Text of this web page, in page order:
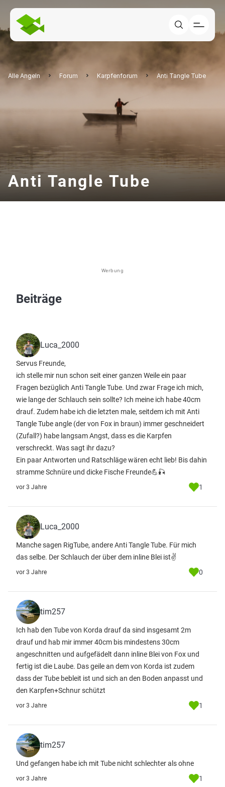
Alle Angeln Forum Karpfenforum Anti Tangle Tube
Anti Tangle Tube
Werbung
Beiträge
Luca_2000
Servus Freunde,
ich stelle mir nun schon seit einer ganzen Weile ein paar
Fragen bezüglich Anti Tangle Tube. Und zwar Frage ich mich,
wie lange der Schlauch sein sollte? Ich meine ich habe 40cm
drauf. Zudem habe ich die letzten male, seitdem ich mit Anti
Tangle Tube angle (der von Fox in braun) immer geschneidert
(Zufall?) habe langsam Angst, dass es die Karpfen
verschreckt. Was sagt ihr dazu?
Ein paar Antworten und Ratschläge wären echt lieb! Bis dahin
stramme Schnüre und dicke Fische Freunde💪🎣
vor 3 Jahre 1
Luca_2000
Manche sagen RigTube, andere Anti Tangle Tube. Für mich
das selbe. Der Schlauch der über dem inline Blei ist✌️
vor 3 Jahre 0
tim257
Ich hab den Tube von Korda drauf da sind insgesamt 2m
drauf und hab mir immer 40cm bis mindestens 30cm
angeschnitten und aufgefädelt dann inline Blei von Fox und
fertig ist die Laube. Das geile an dem von Korda ist zudem
dass der Tube bebleit ist und sich an den Boden anpasst und
den Karpfen+Schnur schützt
vor 3 Jahre 1
tim257
Und gefangen habe ich mit Tube nicht schlechter als ohne
vor 3 Jahre 1